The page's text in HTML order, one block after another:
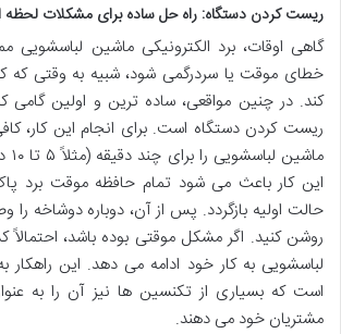
ریست کردن دستگاه: راه حل ساده برای مشکلات لحظه
گاهی اوقات، برد الکترونیکی ماشین
خطای موقت یا سردرگمی شود، شبیه به وقتی که
کند. در چنین مواقعی، ساده ترین و اولین گامی
ریست کردن دستگاه است. برای انجام این کار،
این کار باعث می شود تمام حافظه موقت برد
حالت اولیه بازگردد. پس از آن، دوباره دوشاخه را
روشن کنید. اگر مشکل موقتی بوده باشد، احتمالاً
لباسشویی به کار خود ادامه می دهد. این راهکار
است که بسیاری از تکنسین ها نیز آن را به
مشتریان خود می دهند.